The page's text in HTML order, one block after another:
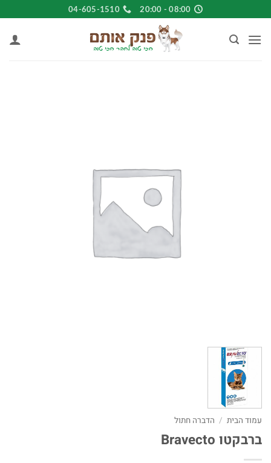
to
content
08:00 - 20:00
04-605-1510
עמוד הבית / הדברה חתול
ברבקטו Bravecto